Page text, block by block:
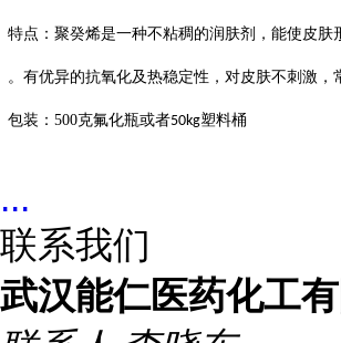
特点：聚癸烯是一种不粘稠的润肤剂，能使皮肤
。有优异的抗氧化及热稳定性，对皮肤不刺激，
包装： 500克氟化瓶或者50kg塑料桶
...
联系我们
武汉能仁医药化工